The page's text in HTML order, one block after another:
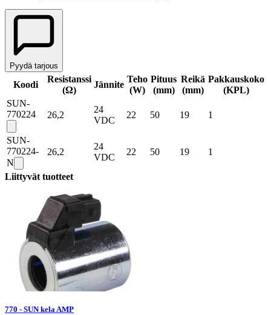
Pyydä tarjous
Koodi
Resistanssi
(Ω)
Jännite
Teho
(W)
Pituus
(mm)
Reikä
(mm)
Pakkauskoko
(KPL)
SUN-
770224
26,2
24
VDC
22 50 19 1
SUN-
770224-
N
26,2
24
VDC
22 50 19 1
Liittyvät tuotteet
770 - SUN kela AMP